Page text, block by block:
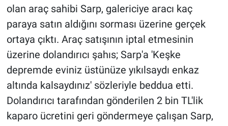
olan araç sahibi Sarp, galericiye aracı kaç
paraya satın aldığını sorması üzerine gerçek
ortaya çıktı. Araç satışının iptal etmesinin
üzerine dolandırıcı şahıs; Sarp'a 'Keşke
depremde eviniz üstünüze yıkılsaydı enkaz
altında kalsaydınız' sözleriyle beddua etti.
Dolandırıcı tarafından gönderilen 2 bin TL'lik
kaparo ücretini geri göndermeye çalışan Sarp,